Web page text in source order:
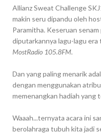
Allianz Sweat Challenge
makin seru dipandu oleh
Paramitha. Keseruan
diputarkannya lagu-lagu
MostRadio 105.8FM.
Dan yang paling menarik
dengan menggunakan
memenangkan hadiah yang
Waaah...ternyata acara ini
berolahraga tubuh kita jadi